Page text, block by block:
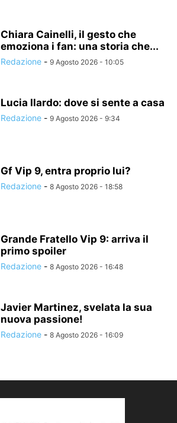
Chiara Cainelli, il gesto che
emoziona i fan: una storia che...
Redazione - 9 Agosto 2026 - 10:05
Lucia Ilardo: dove si sente a casa
Redazione - 9 Agosto 2026 - 9:34
Gf Vip 9, entra proprio lui?
Redazione - 8 Agosto 2026 - 18:58
Grande Fratello Vip 9: arriva il
primo spoiler
Redazione - 8 Agosto 2026 - 16:48
Javier Martinez, svelata la sua
nuova passione!
Redazione - 8 Agosto 2026 - 16:09